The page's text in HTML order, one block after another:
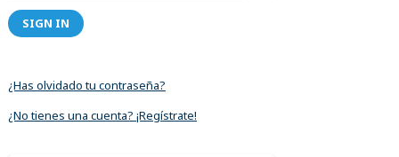
SIGN IN
¿Has olvidado tu contraseña?
¿No tienes una cuenta? ¡Regístrate!